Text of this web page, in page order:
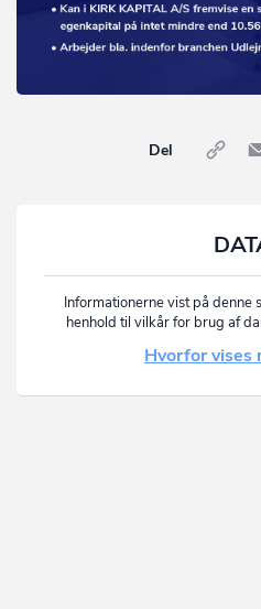
Del
Informationerne vist på denne
henhold til vilkår for brug af
Hvorfor vises